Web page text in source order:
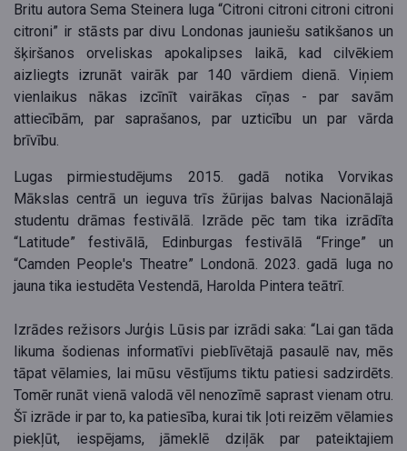
Britu autora Sema Steinera luga “Citroni citroni citroni citroni
citroni” ir stāsts par divu Londonas jauniešu satikšanos un
šķiršanos orveliskas apokalipses laikā, kad cilvēkiem
aizliegts izrunāt vairāk par 140 vārdiem dienā. Viņiem
vienlaikus nākas izcīnīt vairākas cīņas - par savām
attiecībām, par saprašanos, par uzticību un par vārda
brīvību.
Lugas pirmiestudējums 2015. gadā notika Vorvikas
Mākslas centrā un ieguva trīs žūrijas balvas Nacionālajā
studentu drāmas festivālā. Izrāde pēc tam tika izrādīta
“Latitude” festivālā, Edinburgas festivālā “Fringe” un
“Camden People's Theatre” Londonā. 2023. gadā luga no
jauna tika iestudēta Vestendā, Harolda Pintera teātrī.
Izrādes režisors Jurģis Lūsis par izrādi saka: “Lai gan tāda
likuma šodienas informatīvi pieblīvētajā pasaulē nav, mēs
tāpat vēlamies, lai mūsu vēstījums tiktu patiesi sadzirdēts.
Tomēr runāt vienā valodā vēl nenozīmē saprast vienam otru.
Šī izrāde ir par to, ka patiesība, kurai tik ļoti reizēm vēlamies
piekļūt, iespējams, jāmeklē dziļāk par pateiktajiem